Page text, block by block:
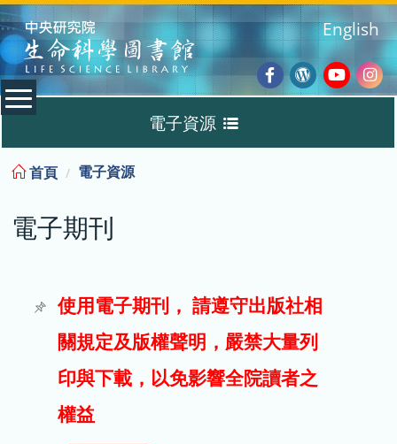
:::
Facebook
Wordpress
English
電子資源
電子期刊
試用
首頁 電子資源
電子期刊
使用電子期刊， 請遵守出版社相
關規定及版權聲明，嚴禁大量列
印與下載，以免影響全院讀者之
權益